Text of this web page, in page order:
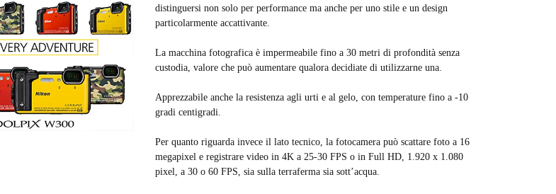
distinguersi non solo per performance ma anche per uno stile e un design
particolarmente accattivante.
La macchina fotografica è impermeabile fino a 30 metri di profondità senza
custodia, valore che può aumentare qualora decidiate di utilizzarne una.
Apprezzabile anche la resistenza agli urti e al gelo, con temperature fino a -10
gradi centigradi.
Per quanto riguarda invece il lato tecnico, la fotocamera può scattare foto a 16
megapixel e registrare video in 4K a 25-30 FPS o in Full HD, 1.920 x 1.080
pixel, a 30 o 60 FPS, sia sulla terraferma sia sott’acqua.